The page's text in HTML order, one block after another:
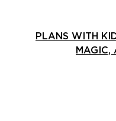
PLANS WITH
MAGIC,